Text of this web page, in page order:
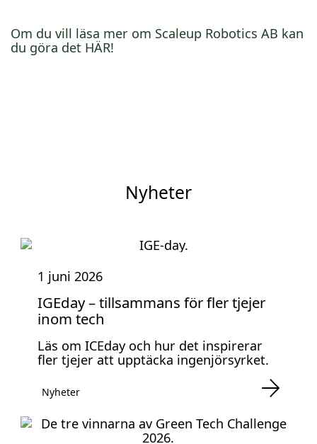
Om du vill läsa mer om Scaleup Robotics AB kan
du göra det HÄR!
Nyheter
1 juni 2026
IGEday – tillsammans för fler tjejer
inom tech
Läs om ICEday och hur det inspirerar
fler tjejer att upptäcka ingenjörsyrket.
Nyheter